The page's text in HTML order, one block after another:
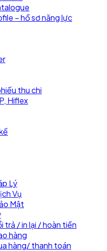
– hồ sơ năng lực
thu chi
Hiflex
Lý
Vụ
Mật
trả / in lại / hoàn tiền
hàng
hàng/ thanh toán